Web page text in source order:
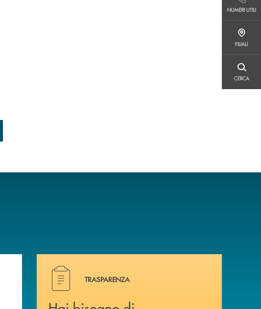
NUMERI UTILI
FILIALI
CERCA
Hai bisogno di documenti ? Vai alla pagina dedicata.
TRASPARENZA